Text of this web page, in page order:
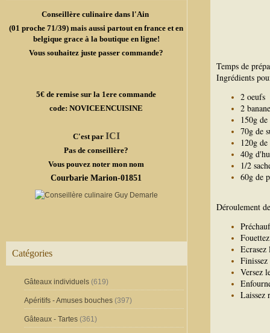
Conseillère culinaire dans l'Ain
(01 proche 71/39) mais aussi partout en france et en
belgique grace à la boutique en ligne!
Vous souhaitez juste passer commande?
5€ de remise sur la 1ere commande
code: NOVICEENCUISINE
C'est par ICI
Pas de conseillère?
Vous pouvez noter mon nom
Courbarie Marion-01851
Catégories
Gâteaux individuels (619)
Apéritifs - Amuses bouches (397)
Gâteaux - Tartes (361)
Temps de
Ingrédients
2 oeufs
2
150g
70g de
120g
40g
1/2
60g de
Déroulement
Ecrasez
Versez
Laissez